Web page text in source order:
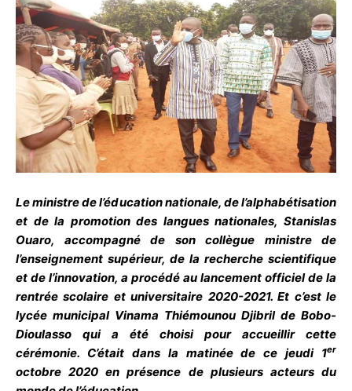
Le ministre de l’éducation nationale, de l’alphabétisation
et de la promotion des langues nationales, Stanislas
Ouaro, accompagné de son collègue ministre de
l’enseignement supérieur, de la recherche scientifique
et de l’innovation, a procédé au lancement officiel de la
rentrée scolaire et universitaire 2020-2021. Et c’est le
lycée municipal Vinama Thiémounou Djibril de Bobo-
Dioulasso qui a été choisi pour accueillir cette
cérémonie. C’était dans la matinée de ce jeudi 1er
octobre 2020 en présence de plusieurs acteurs du